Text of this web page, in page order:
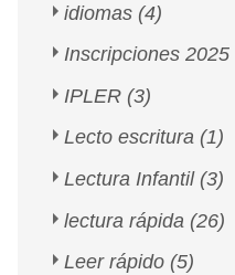
idiomas (4)
Inscripciones 2025
IPLER (3)
Lecto escritura (1)
Lectura Infantil (3)
lectura rápida (26)
Leer rápido (5)